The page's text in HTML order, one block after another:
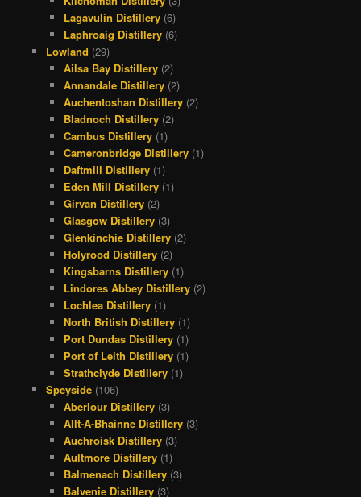
Lagavulin Distillery (6)
Laphroaig Distillery (6)
Lowland (29)
Ailsa Bay Distillery (2)
Annandale Distillery (2)
Auchentoshan Distillery (2)
Bladnoch Distillery (2)
Cambus Distillery (1)
Cameronbridge Distillery (1)
Daftmill Distillery (1)
Eden Mill Distillery (1)
Girvan Distillery (2)
Glasgow Distillery (3)
Glenkinchie Distillery (2)
Holyrood Distillery (2)
Kingsbarns Distillery (1)
Lindores Abbey Distillery (2)
Lochlea Distillery (1)
North British Distillery (1)
Port Dundas Distillery (1)
Port of Leith Distillery (1)
Strathclyde Distillery (1)
Speyside(106)
Aberlour Distillery (3)
Allt-A-Bhainne Distillery (3)
Auchroisk Distillery (3)
Aultmore Distillery (1)
Balmenach Distillery (3)
Balvenie Distillery (3)